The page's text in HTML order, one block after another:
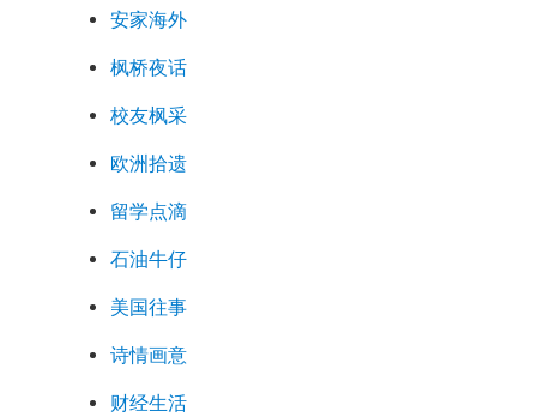
安家海外
枫桥夜话
校友枫采
欧洲拾遗
留学点滴
石油牛仔
美国往事
诗情画意
财经生活